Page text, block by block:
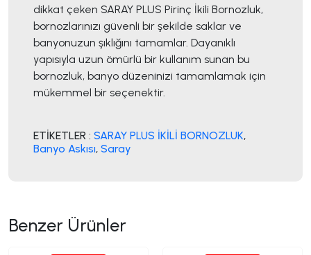
dikkat çeken SARAY PLUS Pirinç İkili Bornozluk,
bornozlarınızı güvenli bir şekilde saklar ve
banyonuzun şıklığını tamamlar. Dayanıklı
yapısıyla uzun ömürlü bir kullanım sunan bu
bornozluk, banyo düzeninizi tamamlamak için
mükemmel bir seçenektir.
ETİKETLER : SARAY PLUS İKİLİ BORNOZLUK,
Banyo Askısı, Saray
Benzer Ürünler